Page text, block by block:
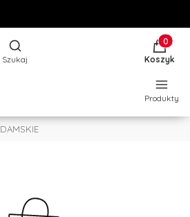
Otwórz wyszukiwarkę
Szukaj Koszyk
Produkty
DAMSKIE